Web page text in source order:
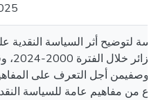
لتوضيح أثر السياسة النقدية
التضخم في الجزائر
الوصفيمن أجل التعرف على
من مفاهيم عامة للسياسة